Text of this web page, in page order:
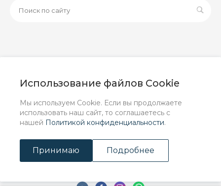
Использование файлов Cookie
Мы используем Cookie. Если вы продолжаете
использовать наш сайт, то соглашаетесь с
нашей Политикой конфиденциальности.
Принимаю Подробнее
информационный характер и ни при каких условиях не
положениями Статьи 437 (2) ГК РФ.